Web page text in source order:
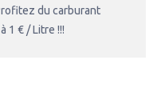
du carburant
1 € / Litre !!!